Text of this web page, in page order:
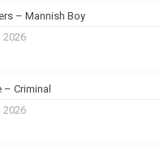
– Mannish Boy
2026
Criminal
2026